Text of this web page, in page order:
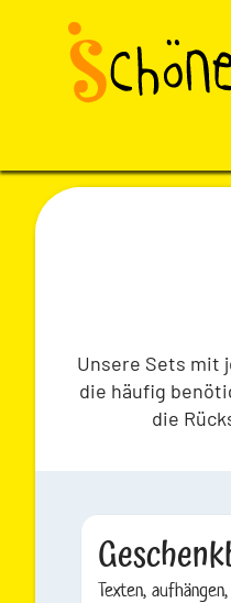
Unsere Sets mit
die häufig
die
Texten,